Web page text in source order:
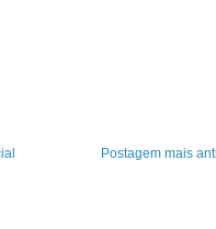
Postagem mais